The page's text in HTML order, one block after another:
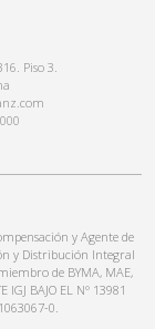
Piso 3.
y Agente de
y Distribución Integral
de BYMA, MAE,
IGJ BAJO EL N° 13981
0.